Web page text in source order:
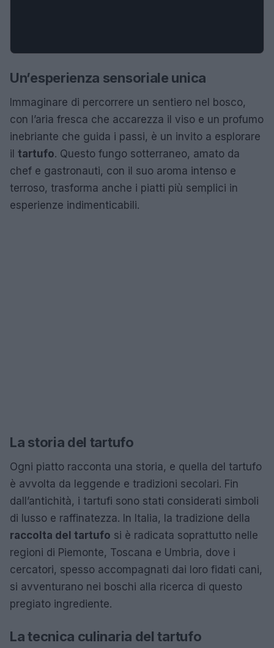
Un’esperienza sensoriale unica
Immaginare di percorrere un sentiero nel bosco,
con l’aria fresca che accarezza il viso e un profumo
inebriante che guida i passi, è un invito a esplorare
il tartufo. Questo fungo sotterraneo, amato da
chef e gastronauti, con il suo aroma intenso e
terroso, trasforma anche i piatti più semplici in
esperienze indimenticabili.
La storia del tartufo
Ogni piatto racconta una storia, e quella del tartufo
è avvolta da leggende e tradizioni secolari. Fin
dall’antichità, i tartufi sono stati considerati simboli
di lusso e raffinatezza. In Italia, la tradizione della
raccolta del tartufo si è radicata soprattutto nelle
regioni di Piemonte, Toscana e Umbria, dove i
cercatori, spesso accompagnati dai loro fidati cani,
si avventurano nei boschi alla ricerca di questo
pregiato ingrediente.
La tecnica culinaria del tartufo